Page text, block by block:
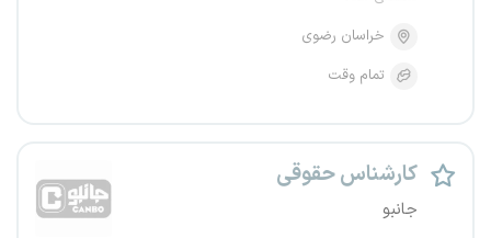
خراسان رضوی
تمام وقت
کارشناس حقوقی
جانبو